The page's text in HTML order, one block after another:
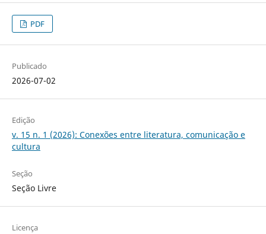
PDF
Publicado
2026-07-02
Edição
v. 15 n. 1 (2026): Conexões entre literatura, comunicação e
cultura
Seção
Seção Livre
Licença